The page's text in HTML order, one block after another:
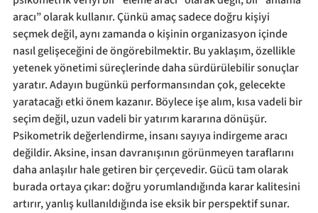
aracı” olarak kullanır. Çünkü amaç sadece doğru kişiyi
seçmek değil, aynı zamanda o kişinin organizasyon içinde
nasıl gelişeceğini de öngörebilmektir. Bu yaklaşım, özellikle
yetenek yönetimi süreçlerinde daha sürdürülebilir sonuçlar
yaratır. Adayın bugünkü performansından çok, gelecekte
yaratacağı etki önem kazanır. Böylece işe alım, kısa vadeli bir
seçim değil, uzun vadeli bir yatırım kararına dönüşür.
Psikometrik değerlendirme, insanı sayıya indirgeme aracı
değildir. Aksine, insan davranışının görünmeyen taraflarını
daha anlaşılır hale getiren bir çerçevedir. Gücü tam olarak
burada ortaya çıkar: doğru yorumlandığında karar kalitesini
artırır, yanlış kullanıldığında ise eksik bir perspektif sunar.